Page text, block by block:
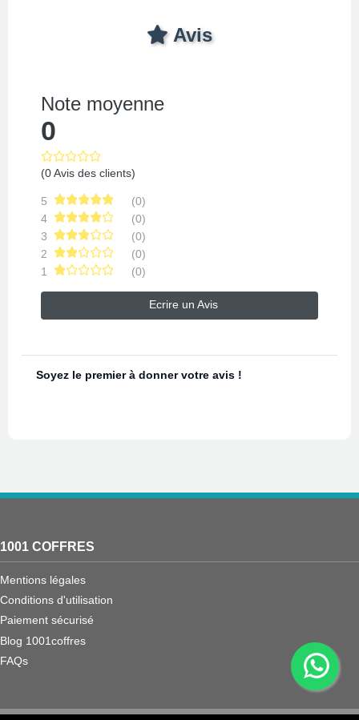
Avis
Note moyenne
0
(0 Avis des clients)
5
(0)
4
(0)
3
(0)
2
(0)
1
(0)
Ecrire un Avis
Soyez le premier à donner votre avis !
1001 COFFRES
Mentions légales
Conditions d'utilisation
Paiement sécurisé
Blog 1001coffres
FAQs